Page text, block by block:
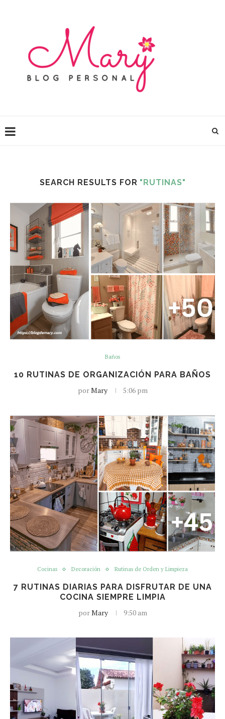
SEARCH RESULTS FOR "RUTINAS"
Baños
10 RUTINAS DE ORGANIZACIÓN PARA BAÑOS
porMary 5:06 pm
Cocinas Decoración Rutinas de Orden y Limpieza
7 RUTINAS DIARIAS PARA DISFRUTAR DE UNA
COCINA SIEMPRE LIMPIA
porMary 9:50 am